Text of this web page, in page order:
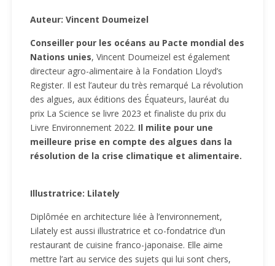
Auteur: Vincent Doumeizel
Conseiller pour les océans au Pacte mondial des
Nations unies, Vincent Doumeizel est également
directeur agro-alimentaire à la Fondation Lloyd’s
Register. Il est l’auteur du très remarqué La révolution
des algues, aux éditions des Équateurs, lauréat du
prix La Science se livre 2023 et finaliste du prix du
Livre Environnement 2022. Il milite pour une
meilleure prise en compte des algues dans la
résolution de la crise climatique et alimentaire.
Illustratrice: Lilately
Diplômée en architecture liée à l’environnement,
Lilately est aussi illustratrice et co-fondatrice d’un
restaurant de cuisine franco-japonaise. Elle aime
mettre l’art au service des sujets qui lui sont chers,